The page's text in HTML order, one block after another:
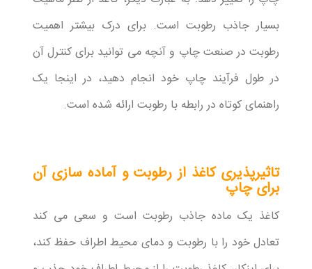
بسیار جاذب رطوبت است. برای درک بیشتر اهمیت
رطوبت در صنعت چاپ و آنچه می توانید برای کنترل آن
در طول فرآیند چاپ خود انجام دهید، در اینجا یک
راهنمای کوتاه در رابطه با رطوبت ارائه شده است.
تاثیرپذیری کاغذ از رطوبت و آماده سازی آن
برای چاپ
کاغذ یک ماده جاذب رطوبت است و سعی می کند
تعادل خود را با رطوبت و دمای محیط اطراف حفظ کند،